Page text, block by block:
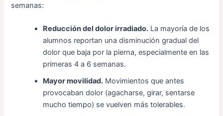
semanas:
Reducción del dolor irradiado. La mayoría de los
alumnos reportan una disminución gradual del
dolor que baja por la pierna, especialmente en las
primeras 4 a 6 semanas.
Mayor movilidad. Movimientos que antes
provocaban dolor (agacharse, girar, sentarse
mucho tiempo) se vuelven más tolerables.